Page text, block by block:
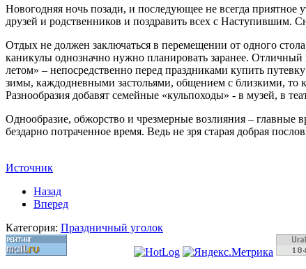
Новогодняя ночь позади, и последующее не всегда приятное
друзей и родственников и поздравить всех с Наступившим.
Отдых не должен заключаться в перемещении от одного
каникулы однозначно нужно планировать заранее.
летом» – непосредственно перед праздниками купить
зимы, каждодневными застольями, общением с близкими, то
Разнообразия добавят семейные «кульпоходы» - в музей, в
Однообразие, обжорство и чрезмерные возлияния – главные
бездарно потраченное время. Ведь не зря старая добрая
Источник
Назад
Вперед
Категория: Праздничный уголок